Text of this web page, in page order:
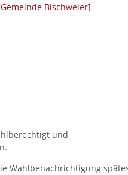
Bischweier]
und
Wahlbenachrichtigung